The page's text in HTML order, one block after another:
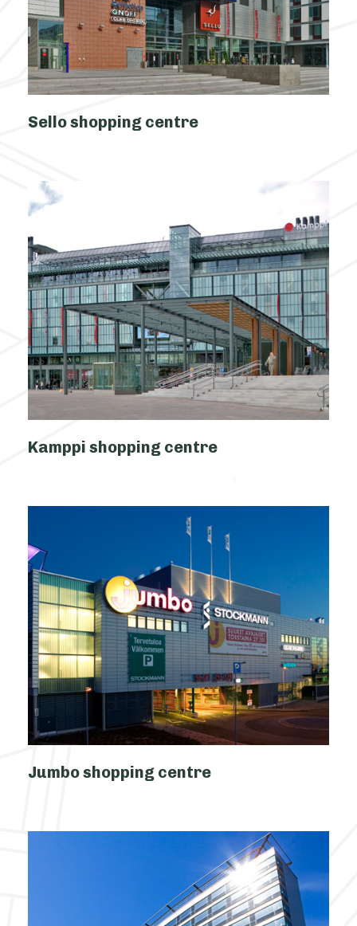
Sello shopping centre
Kamppi shopping centre
Jumbo shopping centre